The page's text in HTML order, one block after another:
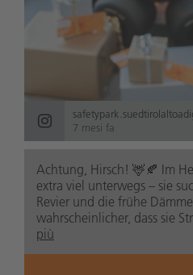
7 mesi fa
Achtung, Hirsch! 🦌🍂 Im
extra viel unterwegs – sie
Revier und die frühe
wahrscheinlicher, dass sie
più